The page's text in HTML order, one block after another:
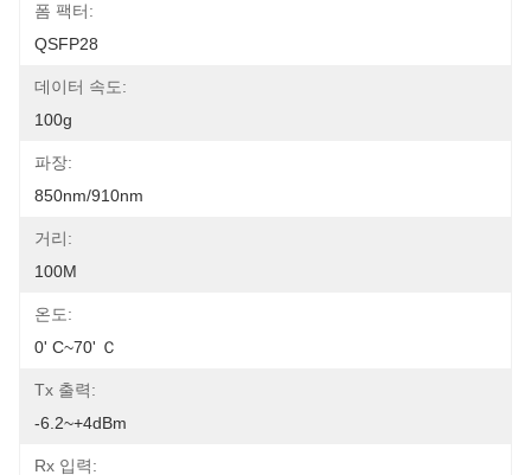
폼 팩터:
QSFP28
데이터 속도:
100g
파장:
850nm/910nm
거리:
100M
온도:
0' C~70' Ｃ
Tx 출력:
-6.2~+4dBm
Rx 입력: